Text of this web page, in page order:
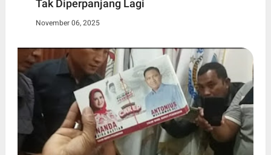
Tak Diperpanjang Lagi
November 06, 2025